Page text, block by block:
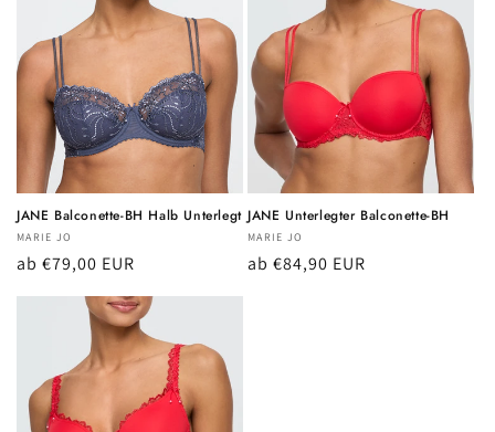
JANE Balconette-BH Halb Unterlegt
Anbieter:
MARIE JO
Normaler
ab €79,00 EUR
JANE Unterlegter Balconette-BH
Anbieter:
MARIE JO
Normaler
ab €84,90 EUR